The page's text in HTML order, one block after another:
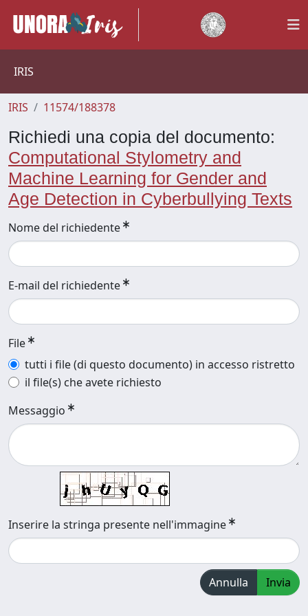
IRIS
IRIS 11574/188378
Richiedi una copia del documento:
Computational Stylometry and
Machine Learning for Gender and
Age Detection in Cyberbullying Texts
Nome del richiedente
E-mail del richiedente
File
tutti i file (di questo documento) in accesso ristretto
il file(s) che avete richiesto
Messaggio
Inserire la stringa presente nell'immagine
Annulla Invia